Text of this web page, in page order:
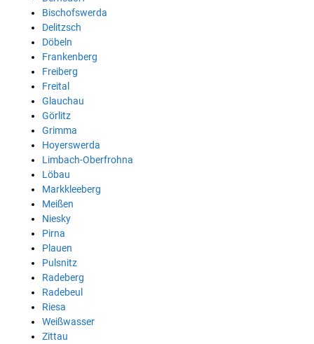
Bischofswerda
Delitzsch
Döbeln
Frankenberg
Freiberg
Freital
Glauchau
Görlitz
Grimma
Hoyerswerda
Limbach-Oberfrohna
Löbau
Markkleeberg
Meißen
Niesky
Pirna
Plauen
Pulsnitz
Radeberg
Radebeul
Riesa
Weißwasser
Zittau